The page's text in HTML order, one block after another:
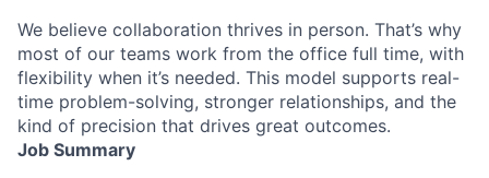
We believe collaboration thrives in person. That’s why
most of our teams work from the office full time, with
flexibility when it’s needed. This model supports real-
time problem-solving, stronger relationships, and the
kind of precision that drives great outcomes.
Job Summary